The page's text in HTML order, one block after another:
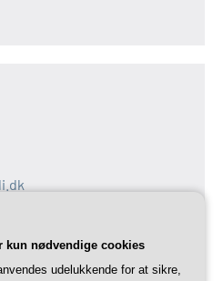
kun nødvendige cookies
udelukkende for at sikre,